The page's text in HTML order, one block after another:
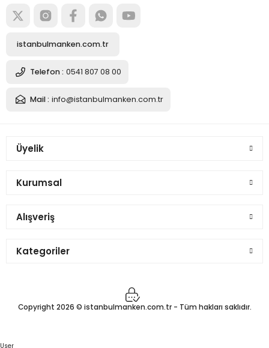
istanbulmanken.com.tr
Telefon : 0541 807 08 00
Mail : info@istanbulmanken.com.tr
Üyelik
Kurumsal
Alışveriş
Kategoriler
Copyright 2026 © istanbulmanken.com.tr - Tüm hakları saklıdır.
User